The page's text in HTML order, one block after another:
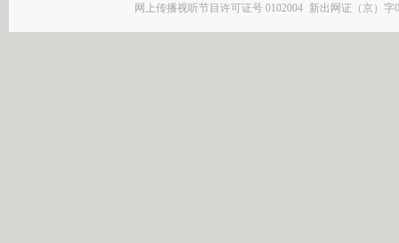
网上传播视听节目许可证号 0102004 新出网证（京）